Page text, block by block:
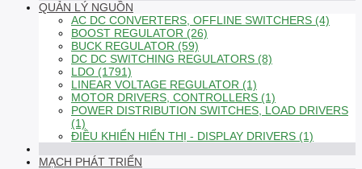
QUẢN LÝ NGUỒN
AC DC CONVERTERS, OFFLINE SWITCHERS (4)
BOOST REGULATOR (26)
BUCK REGULATOR (59)
DC DC SWITCHING REGULATORS (8)
LDO (1791)
LINEAR VOLTAGE REGULATOR (1)
MOTOR DRIVERS, CONTROLLERS (1)
POWER DISTRIBUTION SWITCHES, LOAD DRIVERS
(1)
ĐIỀU KHIỂN HIỂN THỊ - DISPLAY DRIVERS (1)
MẠCH PHÁT TRIỂN